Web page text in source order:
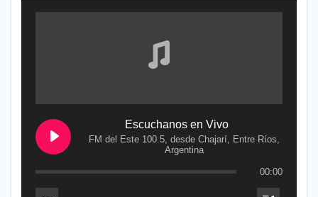
Escuchanos en Vivo
FM del Este 100.5, desde Chajarí, Entre Ríos,
Argentina
00:00